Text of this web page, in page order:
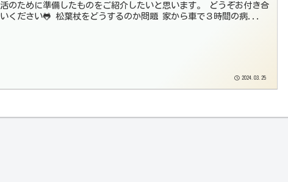
活のために準備したものをご紹介したいと思います。 どうぞお付き合
いください🐸 松葉杖をどうするのか問題 家から車で３時間の病...
2024.03.25